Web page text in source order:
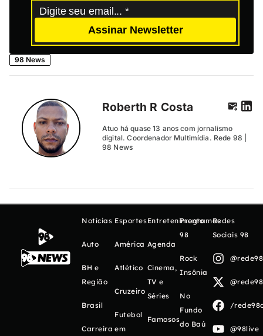
Assinar Newsletter
98 News
Roberth R Costa
Atuo há quase 13 anos com jornalismo
digital. Coordenador Multimídia. Rede 98 |
98 News
Notícias
Auto
BH e
Região
Brasil
Carreira
Esportes
América
Atlético
Cruzeiro
Futebol
em
Entretenimento
Agenda
Cinema,
TV e
Séries
Famosos
Programas
98
Rock
Insônia
No
Fundo
do Baú
Redes
Sociais 98
/
@98live